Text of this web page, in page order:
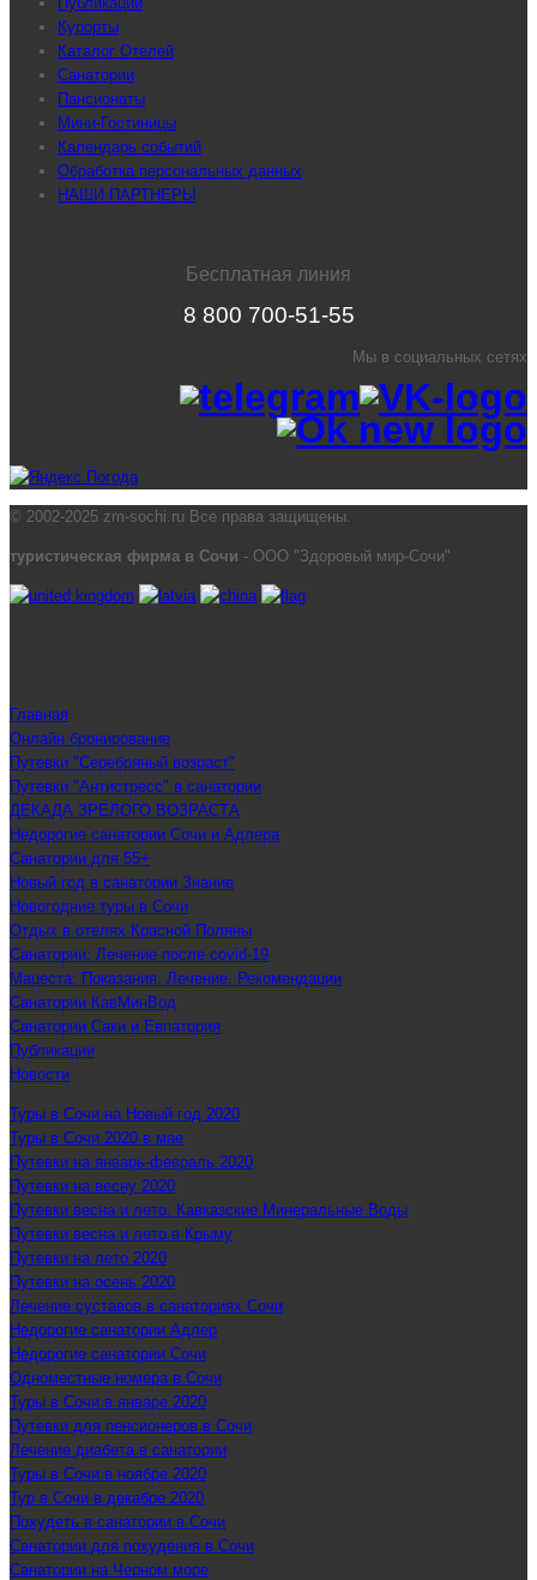
Курорты
Каталог Отелей
Санатории
Пансионаты
Мини-Гостиницы
Календарь событий
Обработка персональных данных
НАШИ ПАРТНЕРЫ
Бесплатная линия
8 800 700-51-55
Мы в социальных сетях
© 2002-2025 zm-sochi.ru Все права защищены.
туристическая фирма в Сочи - ООО "Здоровый мир-Сочи"
Главная
Онлайн бронирование
Путевки "Серебряный возраст"
Путевки "Антистресс" в санатории
ДЕКАДА ЗРЕЛОГО ВОЗРАСТА
Недорогие санатории Сочи и Адлера
Санатории для 55+
Новый год в санатории Знание
Новогодние туры в Сочи
Отдых в отелях Красной Поляны
Санатории: Лечение после covid-19
Мацеста: Показания. Лечение. Рекомендации
Санатории КавМинВод
Санатории Саки и Евпатория
Публикации
Новости
Туры в Сочи на Новый год 2020
Туры в Сочи 2020 в мае
Путевки на январь-февраль 2020
Путевки на весну 2020
Путевки весна и лето. Кавказские Минеральные Воды
Путевки весна и лето в Крыму
Путевки на лето 2020
Путевки на осень 2020
Лечение суставов в санаториях Сочи
Недорогие санатории Адлер
Недорогие санатории Сочи
Одноместные номера в Сочи
Туры в Сочи в январе 2020
Путевки для пенсионеров в Сочи
Лечение диабета в санатории
Туры в Сочи в ноябре 2020
Тур в Сочи в декабре 2020
Похудеть в санатории в Сочи
Санатории для похудения в Сочи
Санатории на Черном море